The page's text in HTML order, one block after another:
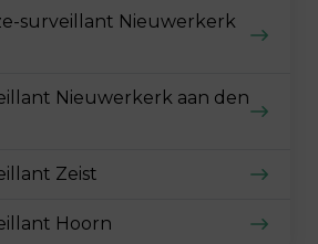
surveillant Nieuwerkerk
Nieuwerkerk aan den
Zeist
Hoorn